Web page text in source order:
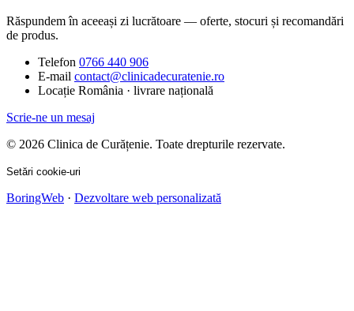
Răspundem în aceeași zi lucrătoare — oferte, stocuri și recomandări
de produs.
Telefon 0766 440 906
E-mail contact@clinicadecuratenie.ro
Locație România · livrare națională
Scrie-ne un mesaj
© 2026 Clinica de Curățenie. Toate drepturile rezervate.
Setări cookie-uri
BoringWeb · Dezvoltare web personalizată